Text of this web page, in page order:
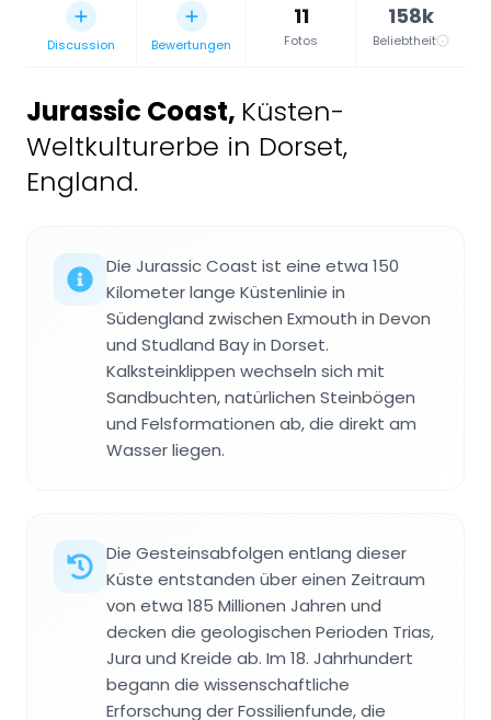
Discussion Bewertungen
11
Fotos
158k
Beliebtheit
Jurassic Coast, Küsten-
Weltkulturerbe in Dorset,
England.
Die Jurassic Coast ist eine etwa 150
Kilometer lange Küstenlinie in
Südengland zwischen Exmouth in Devon
und Studland Bay in Dorset.
Kalksteinklippen wechseln sich mit
Sandbuchten, natürlichen Steinbögen
und Felsformationen ab, die direkt am
Wasser liegen.
Die Gesteinsabfolgen entlang dieser
Küste entstanden über einen Zeitraum
von etwa 185 Millionen Jahren und
decken die geologischen Perioden Trias,
Jura und Kreide ab. Im 18. Jahrhundert
begann die wissenschaftliche
Erforschung der Fossilienfunde, die